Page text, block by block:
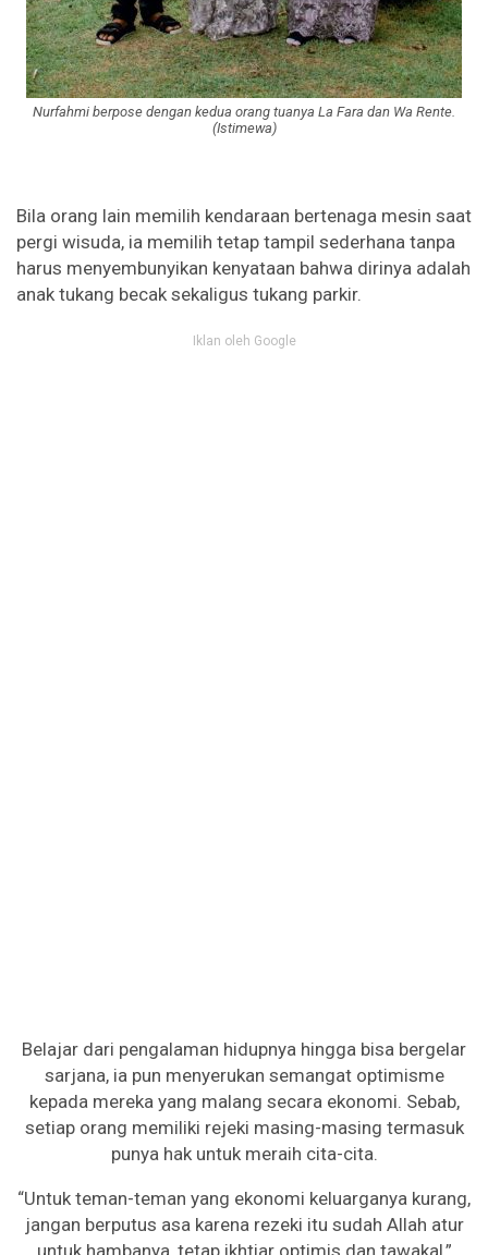
Nurfahmi berpose dengan kedua orang tuanya La Fara dan Wa Rente.
(Istimewa)
Bila orang lain memilih kendaraan bertenaga mesin saat
pergi wisuda, ia memilih tetap tampil sederhana tanpa
harus menyembunyikan kenyataan bahwa dirinya adalah
anak tukang becak sekaligus tukang parkir.
Iklan oleh Google
Belajar dari pengalaman hidupnya hingga bisa bergelar
sarjana, ia pun menyerukan semangat optimisme
kepada mereka yang malang secara ekonomi. Sebab,
setiap orang memiliki rejeki masing-masing termasuk
punya hak untuk meraih cita-cita.
“Untuk teman-teman yang ekonomi keluarganya kurang,
jangan berputus asa karena rezeki itu sudah Allah atur
untuk hambanya, tetap ikhtiar optimis dan tawakal,”